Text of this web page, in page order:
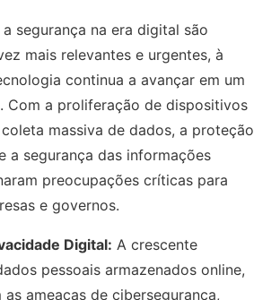
segurança na era digital são
mais relevantes e urgentes, à
continua a avançar em um
Com a proliferação de dispositivos
massiva de dados, a proteção
a segurança das informações
preocupações críticas para
e governos.
Digital: A crescente
pessoais armazenados online,
ameaças de cibersegurança,